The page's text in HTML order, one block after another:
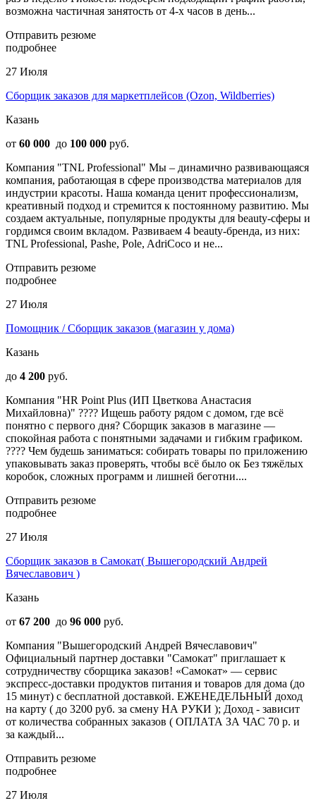
возможна частичная занятость от 4-х часов в день...
Отправить резюме
подробнее
27 Июля
Сборщик заказов для маркетплейсов (Ozon, Wildberries)
Казань
от 60 000 до 100 000 руб.
Компания "TNL Professional" Мы – динамично развивающаяся
компания, работающая в сфере производства материалов для
индустрии красоты. Наша команда ценит профессионализм,
креативный подход и стремится к постоянному развитию. Мы
создаем актуальные, популярные продукты для beauty-сферы и
гордимся своим вкладом. Развиваем 4 beauty-бренда, из них:
TNL Professional, Pashe, Pole, AdriCoco и не...
Отправить резюме
подробнее
27 Июля
Помощник / Сборщик заказов (магазин у дома)
Казань
до 4 200 руб.
Компания "HR Point Plus (ИП Цветкова Анастасия
Михайловна)" ???? Ищешь работу рядом с домом, где всё
понятно с первого дня? Сборщик заказов в магазине —
спокойная работа с понятными задачами и гибким графиком.
???? Чем будешь заниматься: собирать товары по приложению
упаковывать заказ проверять, чтобы всё было ок Без тяжёлых
коробок, сложных программ и лишней беготни....
Отправить резюме
подробнее
27 Июля
Сборщик заказов в Самокат( Вышегородский Андрей
Вячеславович )
Казань
от 67 200 до 96 000 руб.
Компания "Вышегородский Андрей Вячеславович"
Официальный партнер доставки "Самокат" приглашает к
сотрудничеству сборщика заказов! «Самокат» — сервис
экспресс-доставки продуктов питания и товаров для дома (до
15 минут) с бесплатной доставкой. ЕЖЕНЕДЕЛЬНЫЙ доход
на карту ( до 3200 руб. за смену НА РУКИ ); Доход - зависит
от количества собранных заказов ( ОПЛАТА ЗА ЧАС 70 р. и
за каждый...
Отправить резюме
подробнее
27 Июля